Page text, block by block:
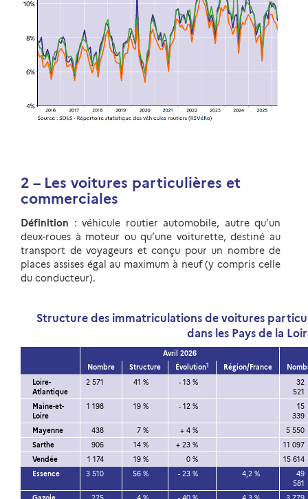
2 – Les voitures particulières et
commerciales
Définition : véhicule routier automobile, autre qu’un
deux-roues à moteur ou qu’une voiturette, destiné au
transport de voyageurs et conçu pour un nombre de
places assises égal au maximum à neuf (y compris celle
du conducteur).
Structure des immatriculations de voitures
dans les Pays de la
Avril 2026
Nombre
Structure Évolution1 Région/France
Loire-
Atlantique
2 571 41 % - 13 %
32
521
Maine-et-
Loire
1 198 19 % - 12 %
15
339
Mayenne
438 7 % + 4 %
5 550
Sarthe
906 14 % + 23 %
11 097
Vendée
1 174 19 % 0 %
15 614
Essence
3 510 56 % - 23 % 4,2 %
49
581